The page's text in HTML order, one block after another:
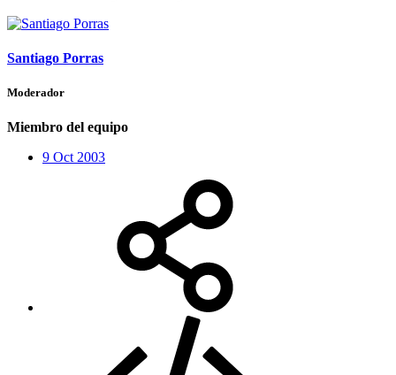
Santiago Porras
Moderador
Miembro del equipo
9 Oct 2003